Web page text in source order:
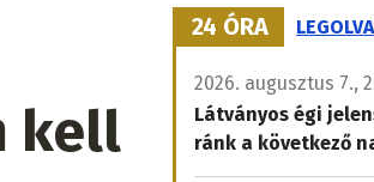
kell
24 ÓRA
2026. augusztus 7.,
Látványos égi
ránk a következő